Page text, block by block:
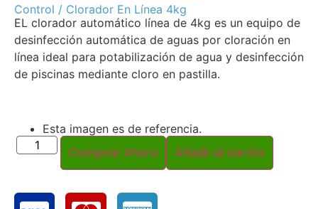
Control / Clorador En Línea 4kg
EL clorador automático línea de 4kg es un equipo de
desinfección automática de aguas por cloración en
línea ideal para potabilización de agua y desinfección
de piscinas mediante cloro en pastilla.
Esta imagen es de referencia.
Comprar Ahora Añadir al carrito